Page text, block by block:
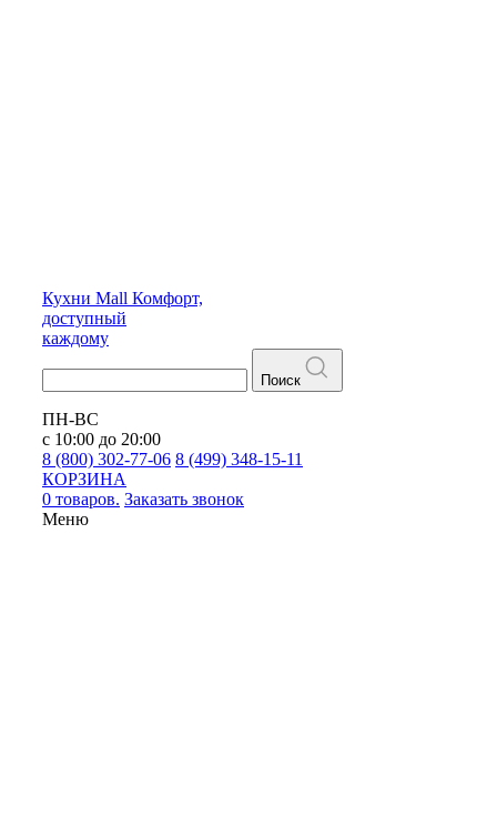
Кухни Mall Комфорт,
доступный
каждому
Поиск
ПН-ВС
с 10:00 до 20:00
8 (800) 302-77-06 8 (499) 348-15-11
КОРЗИНА
0 товаров. Заказать звонок
Меню